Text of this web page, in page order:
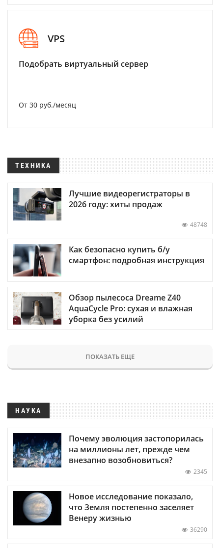
VPS
Подобрать виртуальный сервер
От 30 руб./месяц
ТЕХНИКА
Лучшие видеорегистраторы в
2026 году: хиты продаж
48748
Как безопасно купить б/у
смартфон: подробная инструкция
Обзор пылесоса Dreame Z40
AquaCycle Pro: сухая и влажная
уборка без усилий
ПОКАЗАТЬ ЕЩЕ
НАУКА
Почему эволюция застопорилась
на миллионы лет, прежде чем
внезапно возобновиться?
2345
Новое исследование показало,
что Земля постепенно заселяет
Венеру жизнью
36290